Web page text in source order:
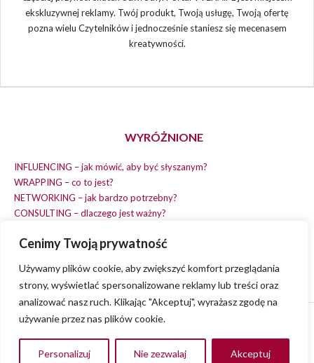
Cenimy Twoją prywatność
Używamy plików cookie, aby zwiększyć komfort przeglądania
strony, wyświetlać spersonalizowane reklamy lub treści oraz
analizować nasz ruch. Klikając "Akceptuj", wyrażasz zgodę na
używanie przez nas plików cookie.
Personalizuj Nie zezwalaj Akceptuj
ekskluzywnej reklamy. Twój produkt, Twoją usługę, Twoją ofertę
pozna wielu Czytelników i jednocześnie staniesz się mecenasem
kreatywności.
WYRÓŻNIONE
INFLUENCING – jak mówić, aby być słyszanym?
WRAPPING – co to jest?
NETWORKING – jak bardzo potrzebny?
CONSULTING – dlaczego jest ważny?
EARNING – jak zarobić na dobrym pomyśle?
Polityka Prywatności